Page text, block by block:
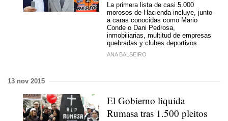
La primera lista de casi 5.000
morosos de Hacienda incluye, junto
a caras conocidas como Mario
Conde o Dani Pedrosa,
inmobiliarias, multitud de empresas
quebradas y clubes deportivos
ANA BALSEIRO
13 nov 2015
El Gobierno liquida
Rumasa tras 1.500 pleitos